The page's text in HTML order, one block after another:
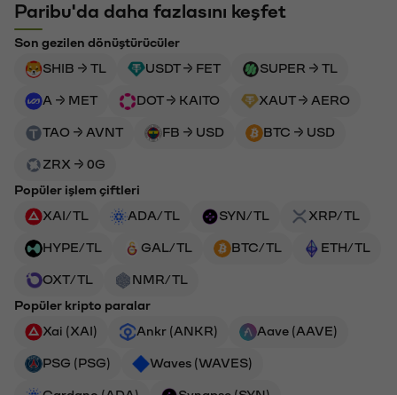
Paribu'da daha fazlasını keşfet
Son gezilen dönüştürücüler
SHIB → TL
USDT → FET SUPER → TL
A → MET DOT → KAITO XAUT → AERO
TAO → AVNT FB → USD BTC → USD
ZRX → 0G
Popüler işlem çiftleri
XAI/TL
ADA/TL SYN/TL XRP/TL
HYPE/TL GAL/TL BTC/TL ETH/TL
OXT/TL
NMR/TL
Popüler kripto paralar
Xai (XAI)
Ankr (ANKR) Aave (AAVE)
PSG (PSG) Waves (WAVES)